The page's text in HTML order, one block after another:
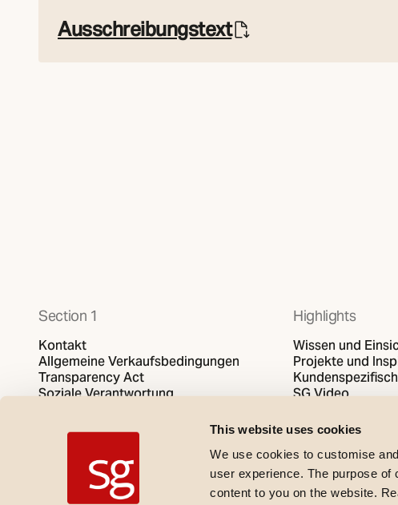
This website uses cookies
We use cookies to customise
user experience. The purpose
content to you on the website.
Ausschreibungstext
Section 1
Kontakt
Allgemeine Verkaufsbedingungen
Transparency Act
Soziale Verantwortung
Highlights
Wissen und
Projekte und
SG Video